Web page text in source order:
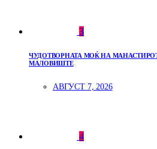
3
ЧУДОТВОРНАТА МОЌ НА
МАЛОВИШТЕ
АВГУСТ 7, 2026
4